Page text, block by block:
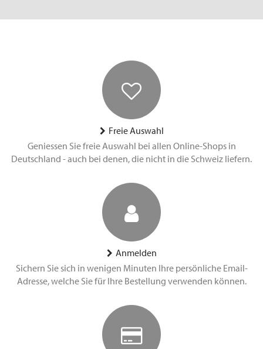
Freie Auswahl
Geniessen Sie freie Auswahl bei allen Online-Shops in
Deutschland - auch bei denen, die nicht in die Schweiz liefern.
Anmelden
Sichern Sie sich in wenigen Minuten Ihre persönliche Email-
Adresse, welche Sie für Ihre Bestellung verwenden können.